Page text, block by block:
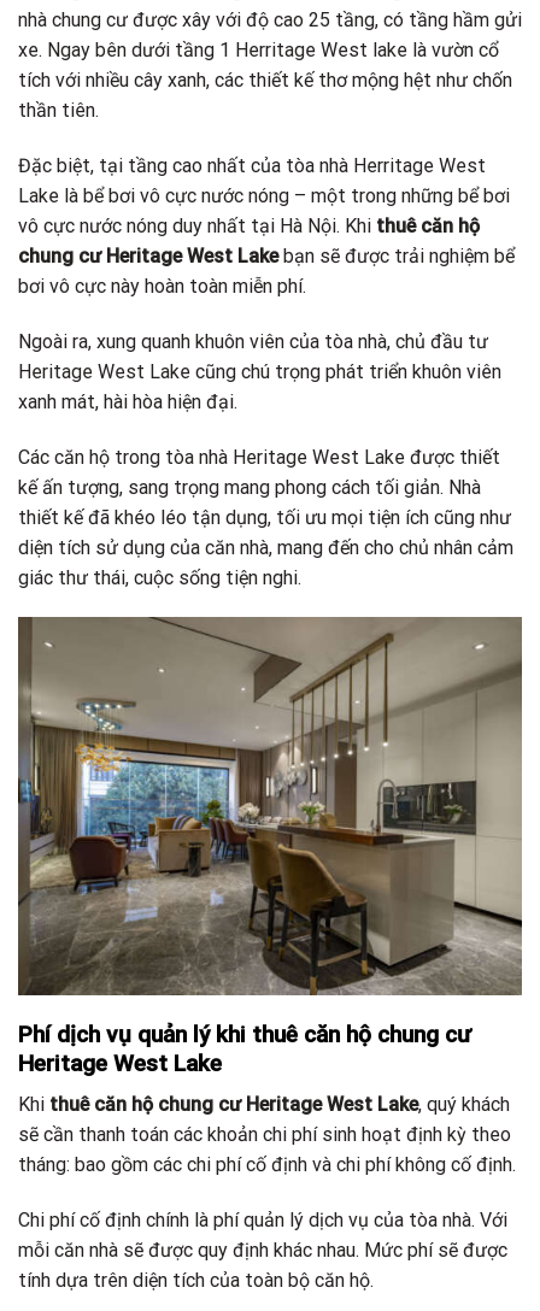
nhà chung cư được xây với độ cao 25 tầng, có tầng hầm gửi
xe. Ngay bên dưới tầng 1 Herritage West lake là vườn cổ
tích với nhiều cây xanh, các thiết kế thơ mộng hệt như chốn
thần tiên.
Đặc biệt, tại tầng cao nhất của tòa nhà Herritage West
Lake là bể bơi vô cực nước nóng – một trong những bể bơi
vô cực nước nóng duy nhất tại Hà Nội. Khi thuê căn hộ
chung cư Heritage West Lakebạn sẽ được trải nghiệm bể
bơi vô cực này hoàn toàn miễn phí.
Ngoài ra, xung quanh khuôn viên của tòa nhà, chủ đầu tư
Heritage West Lake cũng chú trọng phát triển khuôn viên
xanh mát, hài hòa hiện đại.
Các căn hộ trong tòa nhà Heritage West Lake được thiết
kế ấn tượng, sang trọng mang phong cách tối giản. Nhà
thiết kế đã khéo léo tận dụng, tối ưu mọi tiện ích cũng như
diện tích sử dụng của căn nhà, mang đến cho chủ nhân cảm
giác thư thái, cuộc sống tiện nghi.
Phí dịch vụ quản lý khi thuê căn hộ chung cư
Heritage West Lake
Khi thuê căn hộ chung cư Heritage West Lake, quý khách
sẽ cần thanh toán các khoản chi phí sinh hoạt định kỳ theo
tháng: bao gồm các chi phí cố định và chi phí không cố định.
Chi phí cố định chính là phí quản lý dịch vụ của tòa nhà. Với
mỗi căn nhà sẽ được quy định khác nhau. Mức phí sẽ được
tính dựa trên diện tích của toàn bộ căn hộ.